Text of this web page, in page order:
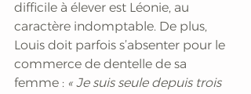
difficile à élever est Léonie, au
caractère indomptable. De plus,
Louis doit parfois s’absenter pour le
commerce de dentelle de sa
femme : « Je suis seule depuis trois